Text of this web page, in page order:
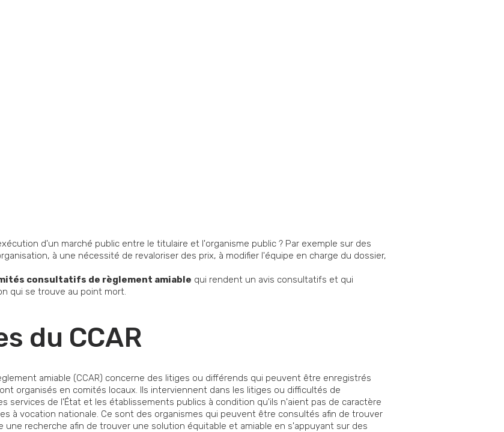
d'un marché public entre le titulaire et l'organisme public ? Par exemple sur des
à une nécessité de revaloriser des prix, à modifier l'équipe en charge du dossier,
consultatifs de règlement amiable qui rendent un avis consultatifs et qui
qui se trouve au point mort.
du CCAR
amiable (CCAR) concerne des litiges ou différends qui peuvent être enregistrés
organisés en comités locaux. Ils interviennent dans les litiges ou difficultés de
services de l'État et les établissements publics à condition qu'ils n'aient pas de caractère
à vocation nationale. Ce sont des organismes qui peuvent être consultés afin de trouver
une recherche afin de trouver une solution équitable et amiable en s'appuyant sur des